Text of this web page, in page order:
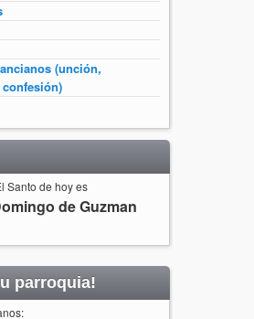
(unción,
Santo de hoy es
de Guzman
parroquia!